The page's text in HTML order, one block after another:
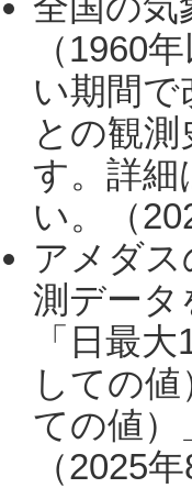
（1960
い期間
との観
す。詳細
い。（
アメダ
測データ
「日最
しての
ての値
（2025